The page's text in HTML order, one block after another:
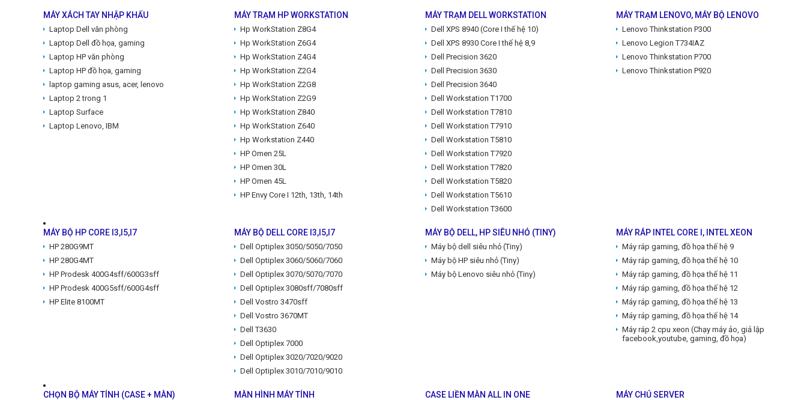
MÁY XÁCH TAY NHẬP KHẨU
Laptop Dell văn phòng
Laptop Dell đồ họa, gaming
Laptop HP văn phòng
Laptop HP đồ họa, gaming
laptop gaming asus, acer, lenovo
Laptop 2 trong 1
Laptop Surface
Laptop Lenovo, IBM
MÁY TRẠM HP WORKSTATION
Hp WorkStation Z8G4
Hp WorkStation Z6G4
Hp WorkStation Z4G4
Hp WorkStation Z2G4
Hp WorkStation Z2G8
Hp WorkStation Z2G9
Hp WorkStation Z840
Hp WorkStation Z640
Hp Workstation Z440
HP Omen 25L
HP Omen 30L
HP Omen 45L
HP Envy Core I 12th, 13th, 14th
MÁY TRẠM DELL WORKSTATION
Dell XPS 8940 (Core I thế hệ 10)
Dell XPS 8930 Core I thế hệ 8,9
Dell Precision 3620
Dell Precision 3630
Dell Precision 3640
Dell Workstation T1700
Dell Workstation T7810
Dell Workstation T7910
Dell Workstation T5810
Dell Workstation T7920
Dell Workstation T7820
Dell Workstation T5820
Dell Workstation T5610
Dell Workstation T3600
MÁY TRẠM LENOVO, MÁY BỘ LENOVO
Lenovo Thinkstation P300
Lenovo Legion T734IAZ
Lenovo Thinkstation P700
Lenovo Thinkstation P920
MÁY BỘ HP CORE I3,I5,I7
HP 280G9MT
HP 280G4MT
HP Prodesk 400G4sff/600G3sff
HP Prodesk 400G5sff/600G4sff
HP Elite 8100MT
MÁY BỘ DELL CORE I3,I5,I7
Dell Optiplex 3050/5050/7050
Dell Optiplex 3060/5060/7060
Dell Optiplex 3070/5070/7070
Dell Optiplex 3080sff/7080sff
Dell Vostro 3470sff
Dell Vostro 3670MT
Dell T3630
Dell Optiplex 7000
Dell Optiplex 3020/7020/9020
Dell Optiplex 3010/7010/9010
MÁY BỘ DELL, HP SIÊU NHỎ (TINY)
Máy bộ dell siêu nhỏ (Tiny)
Máy bộ HP siêu nhỏ (Tiny)
Máy bộ Lenovo siêu nhỏ (Tiny)
MÁY RÁP INTEL CORE I, INTEL XEON
Máy ráp gaming, đồ họa thế hệ 9
Máy ráp gaming, đồ họa thế hệ 10
Máy ráp gaming, đồ họa thế hệ 11
Máy ráp gaming, đồ họa thế hệ 12
Máy ráp gaming, đồ họa thế hệ 13
Máy ráp gaming, đồ họa thế hệ 14
Máy ráp 2 cpu xeon (Chạy máy ảo, giả lập, nuôi
facebook,youtube, gaming, đồ họa)
CHỌN BỘ MÁY TÍNH (CASE + MÀN) MÀN HÌNH MÁY TÍNH CASE LIỀN MÀN ALL IN ONE MÁY CHỦ SERVER